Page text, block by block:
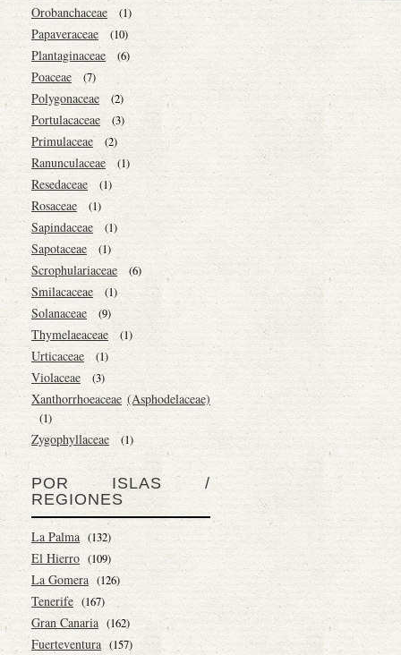
Orobanchaceae (1)
Papaveraceae (10)
Plantaginaceae (6)
Poaceae (7)
Polygonaceae (2)
Portulacaceae (3)
Primulaceae (2)
Ranunculaceae (1)
Resedaceae (1)
Rosaceae (1)
Sapindaceae (1)
Sapotaceae (1)
Scrophulariaceae (6)
Smilacaceae (1)
Solanaceae (9)
Thymelaeaceae (1)
Urticaceae (1)
Violaceae (3)
Xanthorrhoeaceae (Asphodelaceae)
(1)
Zygophyllaceae (1)
POR ISLAS /
REGIONES
La Palma (132)
El Hierro (109)
La Gomera (126)
Tenerife (167)
Gran Canaria (162)
Fuerteventura (157)